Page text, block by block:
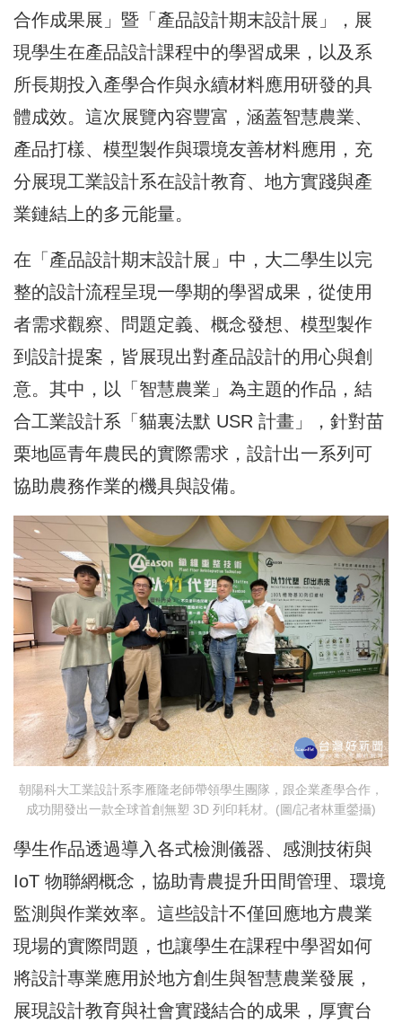
合作成果展」暨「產品設計期末設計展」，展
現學生在產品設計課程中的學習成果，以及系
所長期投入產學合作與永續材料應用研發的具
體成效。這次展覽內容豐富，涵蓋智慧農業、
產品打樣、模型製作與環境友善材料應用，充
分展現工業設計系在設計教育、地方實踐與產
業鏈結上的多元能量。
在「產品設計期末設計展」中，大二學生以完
整的設計流程呈現一學期的學習成果，從使用
者需求觀察、問題定義、概念發想、模型製作
到設計提案，皆展現出對產品設計的用心與創
意。其中，以「智慧農業」為主題的作品，結
合工業設計系「貓裏法默 USR 計畫」，針對苗
栗地區青年農民的實際需求，設計出一系列可
協助農務作業的機具與設備。
朝陽科大工業設計系李雁隆老師帶領學生團隊，跟企業產學合作，
成功開發出一款全球首創無塑 3D 列印耗材。(圖/記者林重鎣攝)
學生作品透過導入各式檢測儀器、感測技術與
IoT 物聯網概念，協助青農提升田間管理、環境
監測與作業效率。這些設計不僅回應地方農業
現場的實際問題，也讓學生在課程中學習如何
將設計專業應用於地方創生與智慧農業發展，
展現設計教育與社會實踐結合的成果，厚實台